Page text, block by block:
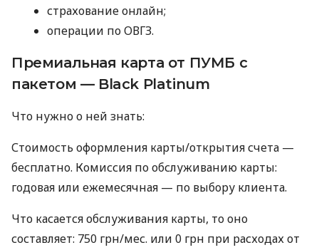
страхование онлайн;
операции по ОВГЗ.
Премиальная карта от ПУМБ с
пакетом — Black Platinum
Что нужно о ней знать:
Стоимость оформления карты/открытия счета —
бесплатно. Комиссия по обслуживанию карты:
годовая или ежемесячная — по выбору клиента.
Что касается обслуживания карты, то оно
составляет: 750 грн/мес. или 0 грн при расходах от